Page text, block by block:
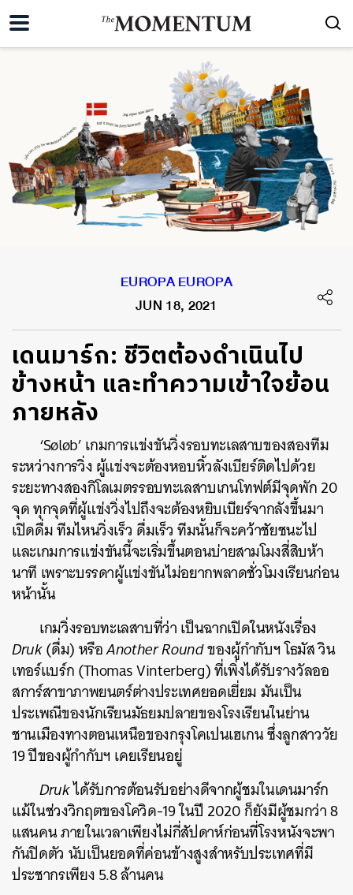
EUROPA EUROPA
JUN 18, 2021
เดนมาร์ก: ชีวิตต้องดำเนินไป
ข้างหน้า และทำความเข้าใจย้อน
ภายหลัง
‘Søløb’ เกมการแข่งขันวิ่งรอบทะเลสาบของสองทีม
ระหว่างการวิ่ง ผู้แข่งจะต้องหอบหิ้วลังเบียร์ติดไปด้วย
ระยะทางสองกิโลเมตรรอบทะเลสาบเกนโทฟต์มีจุดพัก 20
จุด ทุกจุดที่ผู้แข่งวิ่งไปถึงจะต้องหยิบเบียร์จากลังขึ้นมา
เปิดดื่ม ทีมไหนวิ่งเร็ว ดื่มเร็ว ทีมนั้นก็จะคว้าชัยชนะไป
และเกมการแข่งขันนี้จะเริ่มขึ้นตอนบ่ายสามโมงสี่สิบห้า
นาที เพราะบรรดาผู้แข่งขันไม่อยากพลาดชั่วโมงเรียนก่อน
หน้านั้น
เกมวิ่งรอบทะเลสาบที่ว่า เป็นฉากเปิดในหนังเรื่อง
Druk(ดื่ม) หรือAnother Roundของผู้กำกับฯ โธมัส วิน
เทอร์แบร์ก (Thomas Vinterberg) ที่เพิ่งได้รับรางวัลออ
สการ์สาขาภาพยนตร์ต่างประเทศยอดเยี่ยม มันเป็น
ประเพณีของนักเรียนมัธยมปลายของโรงเรียนในย่าน
ชานเมืองทางตอนเหนือของกรุงโคเปนเฮเกน ซึ่งลูกสาววัย
19 ปีของผู้กำกับฯ เคยเรียนอยู่
Drukได้รับการต้อนรับอย่างดีจากผู้ชมในเดนมาร์ก
แม้ในช่วงวิกฤตของโควิด-19 ในปี 2020 ก็ยังมีผู้ชมกว่า 8
แสนคน ภายในเวลาเพียงไม่กี่สัปดาห์ก่อนที่โรงหนังจะพา
กันปิดตัว นับเป็นยอดที่ค่อนข้างสูงสำหรับประเทศที่มี
ประชากรเพียง 5.8 ล้านคน